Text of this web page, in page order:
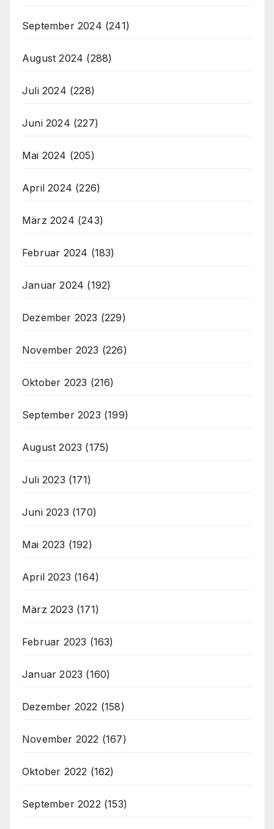
September 2024 (241)
August 2024 (288)
Juli 2024 (228)
Juni 2024 (227)
Mai 2024 (205)
April 2024 (226)
März 2024 (243)
Februar 2024 (183)
Januar 2024 (192)
Dezember 2023 (229)
November 2023 (226)
Oktober 2023 (216)
September 2023 (199)
August 2023 (175)
Juli 2023 (171)
Juni 2023 (170)
Mai 2023 (192)
April 2023 (164)
März 2023 (171)
Februar 2023 (163)
Januar 2023 (160)
Dezember 2022 (158)
November 2022 (167)
Oktober 2022 (162)
September 2022 (153)